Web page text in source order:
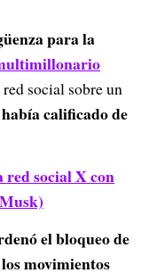
para la
social sobre un
calificado de
red social X con
el bloqueo de
movimientos